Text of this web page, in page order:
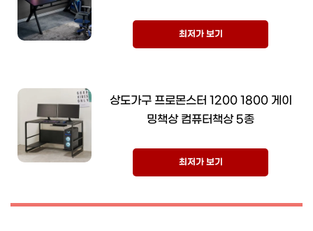
최저가 보기
상도가구 프로몬스터 1200 1800 게이
밍책상 컴퓨터책상 5종
최저가 보기